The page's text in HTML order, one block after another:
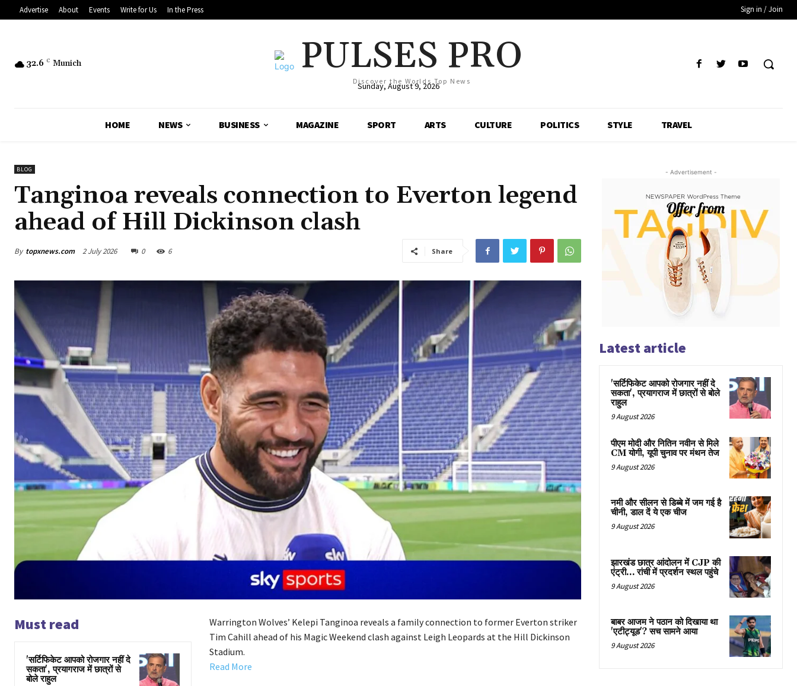
Advertise About Events Write for Us In the Press Sign in / Join
32.6 C Munich PULSES PRO
Discover the Worlds Top News
Sunday, August 9, 2026
HOME NEWS BUSINESS MAGAZINE SPORT ARTS CULTURE POLITICS STYLE TRAVEL
BLOG
Tanginoa reveals connection to Everton legend
ahead of Hill Dickinson clash
By topxnews.com 2 July 2026 0 6 Share
Must read
'सर्टिफिकेट आपको रोजगार नहीं दे
सकता', प्रयागराज में छात्रों से
बोले राहुल
Warrington Wolves’ Kelepi Tanginoa reveals a family connection to former Everton striker
Tim Cahill ahead of his Magic Weekend clash against Leigh Leopards at the Hill Dickinson
Stadium.
Read More
- Advertisement -
Latest article
'सर्टिफिकेट आपको रोजगार नहीं दे
सकता', प्रयागराज में छात्रों से बोले
राहुल
9 August 2026
पीएम मोदी और नितिन नवीन से मिले
CM योगी, यूपी चुनाव पर मंथन तेज
9 August 2026
नमी और सीलन से डिब्बे में जम गई है
चीनी, डाल दें ये एक चीज
9 August 2026
झारखंड छात्र आंदोलन में CJP की
एंट्री… रांची में प्रदर्शन स्थल पहुंचे
9 August 2026
बाबर आजम ने पठान को दिखाया था
'एटीट्यूड'? सच सामने आया
9 August 2026